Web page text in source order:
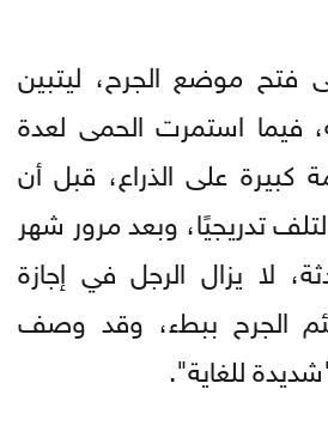
فتح موضع الجرح، ليتبين
فيما استمرت الحمى لعدة
كبيرة على الذراع، قبل أن
تدريجيًا، وبعد مرور شهر
لا يزال الرجل في إجازة
الجرح ببطء، وقد وصف
"شديدة للغاية".